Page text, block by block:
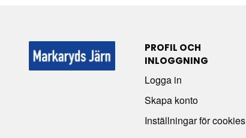
PROFIL OCH
INLOGGNING
Logga in
Skapa konto
Inställningar för cookies